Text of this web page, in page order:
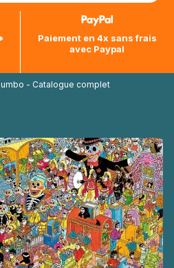
Paiement en 4x sans frais
avec Paypal
- Catalogue complet